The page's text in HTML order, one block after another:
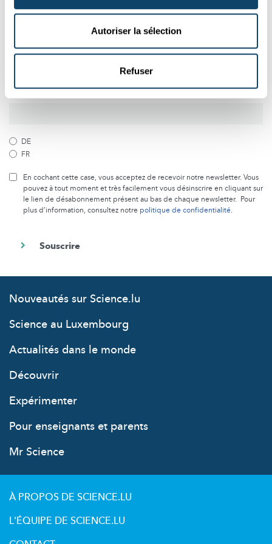
Autoriser la sélection
Refuser
la recherche au Luxembourg
Abonnez-vous gratuitement à notre newsletter et recevez
Souscrivez à notre newsletter
DE
FR
En cochant cette case, vous acceptez de recevoir notre newsletter. Vous
pouvez à tout moment et très facilement vous désinscrire en cliquant sur
le lien de désabonnement présent au bas de chaque newsletter. Pour
plus d’information, consultez notre politique de confidentialité.
Nouveautés sur Science.lu
Science au Luxembourg
Actualités dans le monde
Découvrir
Expérimenter
Pour enseignants et parents
Mr Science
À PROPOS DE SCIENCE.LU
L'ÉQUIPE DE SCIENCE.LU